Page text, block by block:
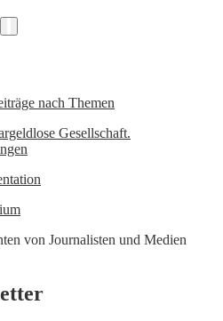
nach Themen
Gesellschaft.
von Journalisten und Medien